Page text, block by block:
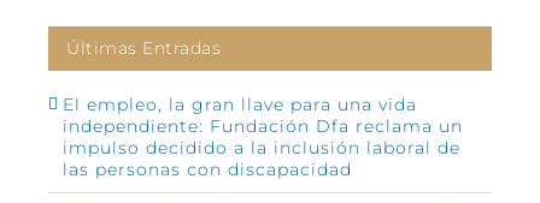
Últimas Entradas
El empleo, la gran llave para una vida
independiente: Fundación Dfa reclama un
impulso decidido a la inclusión laboral de
las personas con discapacidad